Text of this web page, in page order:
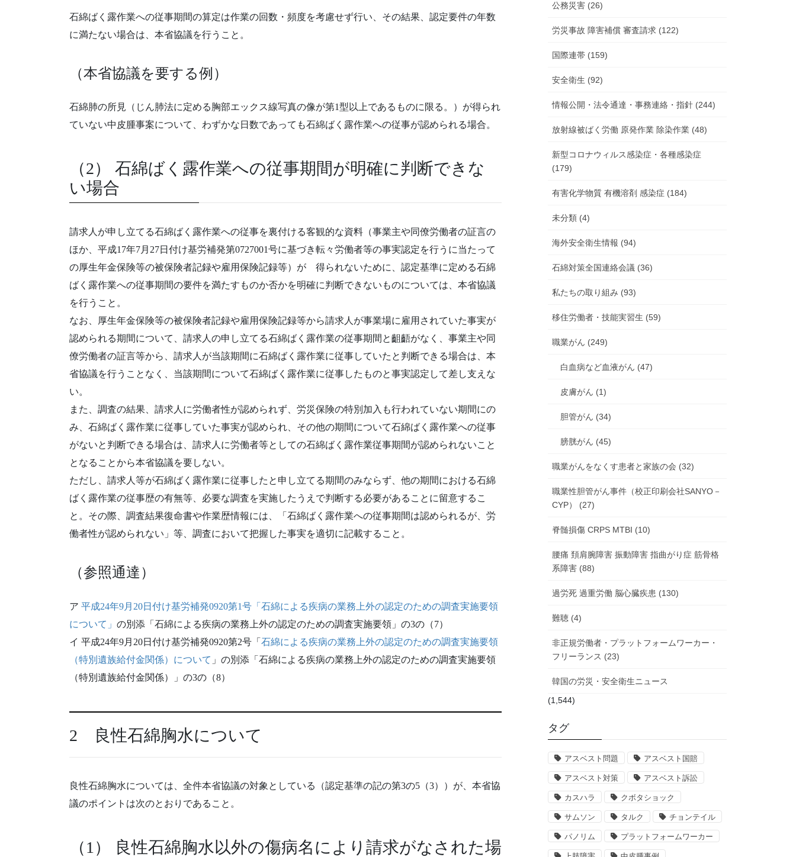
石綿ばく露作業への従事期間の算定は作業の回数・頻度を考慮せず行い、その結果、認定要件の年数
に満たない場合は、本省協議を行うこと。
（本省協議を要する例）
石綿肺の所見（じん肺法に定める胸部エックス線写真の像が第1型以上であるものに限る。）が得られ
ていない中皮腫事案について、わずかな日数であっても石綿ばく露作業への従事が認められる場合。
（2） 石綿ばく露作業への従事期間が明確に判断できな
い場合
請求人が申し立てる石綿ばく露作業への従事を裏付ける客観的な資料（事業主や同僚労働者の証言の
ほか、平成17年7月27日付け基労補発第0727001号に基づき転々労働者等の事実認定を行うに当たって
の厚生年金保険等の被保険者記録や雇用保険記録等）が 得られないために、認定基準に定める石綿
ばく露作業への従事期間の要件を満たすものか否かを明確に判断できないものについては、本省協議
を行うこと。
なお、厚生年金保険等の被保険者記録や雇用保険記録等から請求人が事業場に雇用されていた事実が
認められる期間について、請求人の申し立てる石綿ばく露作業の従事期間と齟齬がなく、事業主や同
僚労働者の証言等から、請求人が当該期間に石綿ばく露作業に従事していたと判断できる場合は、本
省協議を行うことなく、当該期間について石綿ばく露作業に従事したものと事実認定して差し支えな
い。
また、調査の結果、請求人に労働者性が認められず、労災保険の特別加入も行われていない期間にの
み、石綿ばく露作業に従事していた事実が認められ、その他の期間について石綿ばく露作業への従事
がないと判断できる場合は、請求人に労働者等としての石綿ばく露作業従事期間が認められないこと
となることから本省協議を要しない。
ただし、請求人等が石綿ばく露作業に従事したと申し立てる期間のみならず、他の期間における石綿
ばく露作業の従事歴の有無等、必要な調査を実施したうえで判断する必要があることに留意するこ
と。その際、調査結果復命書や作業歴情報には、「石綿ばく露作業への従事期間は認められるが、労
働者性が認められない」等、調査において把握した事実を適切に記載すること。
（参照通達）
ア 平成24年9月20日付け基労補発0920第1号「石綿による疾病の業務上外の認定のための調査実施要領
について」 の別添「石綿による疾病の業務上外の認定のための調査実施要領」の3の（7）
イ 平成24年9月20日付け基労補発0920第2号「 石綿による疾病の業務上外の認定のための調査実施要領
（特別遺族給付金関係）について 」の別添「石綿による疾病の業務上外の認定のための調査実施要領
（特別遺族給付金関係）」の3の（8）
2 良性石綿胸水について
良性石綿胸水については、全件本省協議の対象としている（認定基準の記の第3の5（3））が、本省協
議のポイントは次のとおりであること。
（1） 良性石綿胸水以外の傷病名により請求がなされた場
公務災害 (26)
労災事故 障害補償 審査請求 (122)
国際連帯 (159)
安全衛生 (92)
情報公開・法令通達・事務連絡・指針 (244)
放射線被ばく労働 原発作業 除染作業 (48)
新型コロナウィルス感染症・各種感染症
(179)
有害化学物質 有機溶剤 感染症 (184)
未分類 (4)
海外安全衛生情報 (94)
石綿対策全国連絡会議 (36)
私たちの取り組み (93)
移住労働者・技能実習生 (59)
職業がん (249)
白血病など血液がん (47)
皮膚がん (1)
胆管がん (34)
膀胱がん (45)
職業がんをなくす患者と家族の会 (32)
職業性胆管がん事件（校正印刷会社SANYO－
CYP） (27)
脊髄損傷 CRPS MTBI (10)
腰痛 頚肩腕障害 振動障害 指曲がり症 筋骨格
系障害 (88)
過労死 過重労働 脳心臓疾患 (130)
難聴 (4)
非正規労働者・プラットフォームワーカー・
フリーランス (23)
韓国の労災・安全衛生ニュース
(1,544)
タグ
アスベスト問題 アスベスト国賠
アスベスト対策 アスベスト訴訟
カスハラ クボタショック
サムソン タルク チョンテイル
パノリム プラットフォームワーカー